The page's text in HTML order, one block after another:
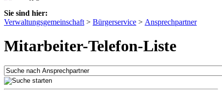
Sie sind hier:
Verwaltungsgemeinschaft > Bürgerservice > Ansprechpartner
Mitarbeiter-Telefon-Liste